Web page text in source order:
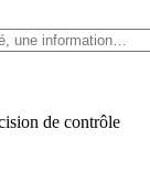
de contrôle